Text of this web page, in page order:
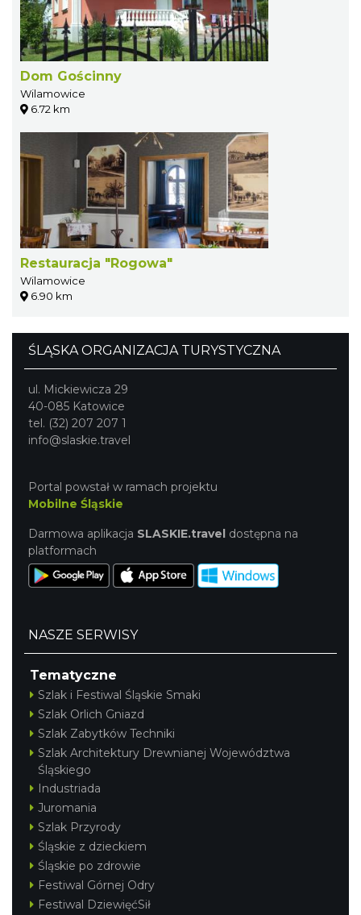
Dom Gościnny
Wilamowice
6.72 km
Restauracja "Rogowa"
Wilamowice
6.90 km
ŚLĄSKA ORGANIZACJA TURYSTYCZNA
ul. Mickiewicza 29
40-085 Katowice
tel. (32) 207 207 1
info@slaskie.travel
Portal powstał w ramach projektu
Mobilne Śląskie
Darmowa aplikacja SLASKIE.travel dostępna na
platformach
NASZE SERWISY
Tematyczne
Szlak i Festiwal Śląskie Smaki
Szlak Orlich Gniazd
Szlak Zabytków Techniki
Szlak Architektury Drewnianej Województwa
Śląskiego
Industriada
Juromania
Szlak Przyrody
Śląskie z dzieckiem
Śląskie po zdrowie
Festiwal Górnej Odry
Festiwal DziewięćSił